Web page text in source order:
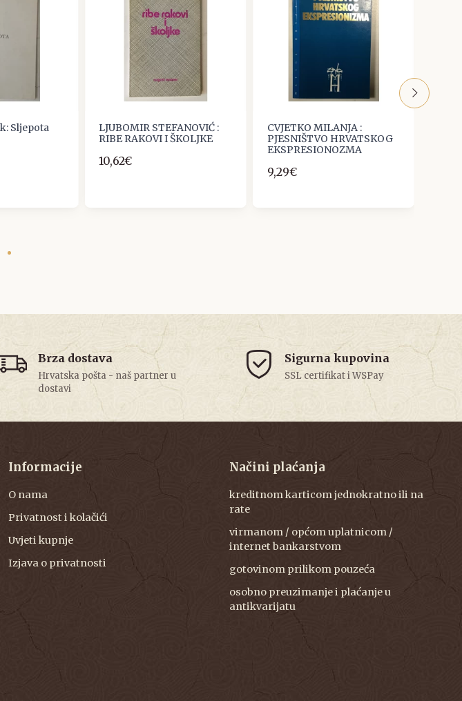
Sljepota
LJUBOMIR STEFANOVIĆ :
RIBE RAKOVI I ŠKOLJKE
10,62€
CVJETKO MILANJA :
PJESNIŠTVO HRVATSKOG
EKSPRESIONOZMA
9,29€
Brza dostava
Hrvatska pošta - naš partner u
dostavi
Sigurna kupovina
SSL certifikat i WSPay
Informacije
O nama
Privatnost i kolačići
Uvjeti kupnje
Izjava o privatnosti
Načini plaćanja
kreditnom karticom jednokratno ili na
rate
virmanom / općom uplatnicom /
internet bankarstvom
gotovinom prilikom pouzeća
osobno preuzimanje i plaćanje u
antikvarijatu